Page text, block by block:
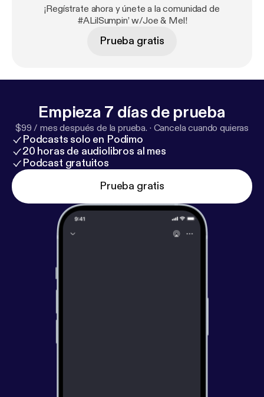
¡Regístrate ahora y únete a la comunidad de
#ALilSumpin’ w/Joe & Mel!
Prueba gratis
Empieza 7 días de prueba
$99 / mes después de la prueba. · Cancela cuando quieras
Podcasts solo en Podimo
20 horas de audiolibros al mes
Podcast gratuitos
Prueba gratis